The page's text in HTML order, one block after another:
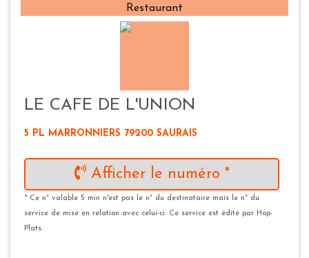
Restaurant
LE CAFE DE L'UNION
5 PL MARRONNIERS 79200 SAURAIS
Afficher le numéro *
* Ce n° valable 5 min n'est pas le n° du destinataire mais le n° du
service de mise en relation avec celui-ci. Ce service est édité par Hop-
Plats.